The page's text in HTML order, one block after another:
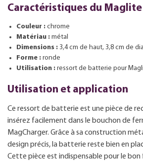
Caractéristiques du Maglite
Couleur : chrome
Matériau : métal
Dimensions : 3,4 cm de haut, 3,8 cm de
Forme : ronde
Utilisation : ressort de batterie pour
Utilisation et application
Ce ressort de batterie est une pièce de
insérez facilement dans le bouchon de
MagCharger. Grâce à sa construction
design précis, la batterie reste bien en
Cette pièce est indispensable pour le